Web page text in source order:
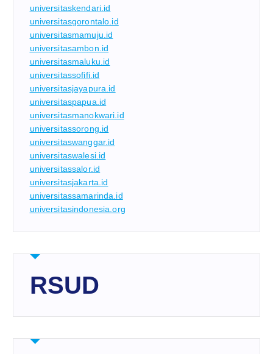
universitaskendari.id
universitasgorontalo.id
universitasmamuju.id
universitasambon.id
universitasmaluku.id
universitassofifi.id
universitasjayapura.id
universitaspapua.id
universitasmanokwari.id
universitassorong.id
universitaswanggar.id
universitaswalesi.id
universitassalor.id
universitasjakarta.id
universitassamarinda.id
universitasindonesia.org
RSUD